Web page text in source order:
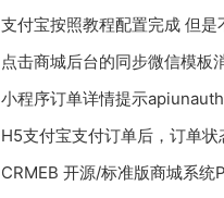
支付宝按照教程配置完成 但
点击商城后台的同步微信模板
小程序订单详情提示
CRMEB 开源/标准版商城系统